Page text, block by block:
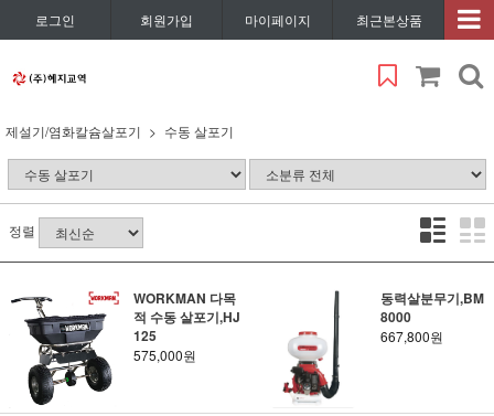
로그인 회원가입 마이페이지 최근본상품
제설기/염화칼슘살포기 수동 살포기
정렬
WORKMAN 다목
적 수동 살포기,HJ
125
575,000원
동력살분무기,BM
8000
667,800원